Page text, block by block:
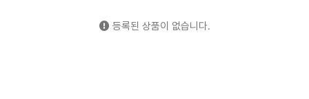
등록된 상품이 없습니다.